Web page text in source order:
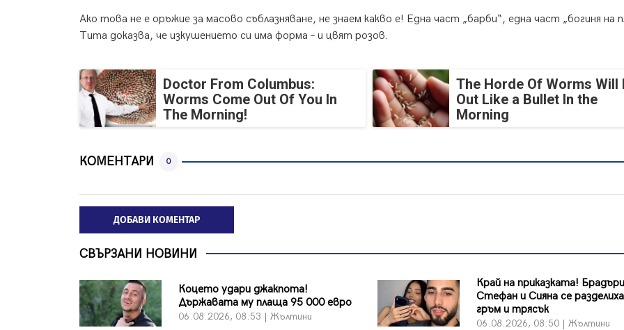
Ако това не е оръжие за масово съблазняване, не знаем какво е! Една част „барби“, една част „богиня на
Тита доказва, че изкушението си има форма – и цвят розов.
Doctor From Columbus:
Worms Come Out Of You In
The Morning!
The Horde Of Worms Will
Out Like a Bullet In the
Morning
КОМЕНТАРИ 0
ДОБАВИ КОМЕНТАР
СВЪРЗАНИ НОВИНИ
Коцето удари джакпота!
Държавата му плаща 95 000 евро
06.08.2026, 08:53 | Жълтини
Край на приказката!
Стефан и Сияна се
гръм и трясък
06.08.2026, 08:50 | Жълтини